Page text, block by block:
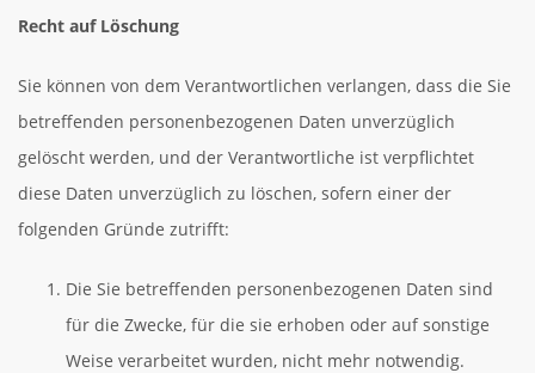
Recht auf Löschung
Sie können von dem Verantwortlichen verlangen, dass die Sie
betreffenden personenbezogenen Daten unverzüglich
gelöscht werden, und der Verantwortliche ist verpflichtet
diese Daten unverzüglich zu löschen, sofern einer der
folgenden Gründe zutrifft:
Die Sie betreffenden personenbezogenen Daten sind
für die Zwecke, für die sie erhoben oder auf sonstige
Weise verarbeitet wurden, nicht mehr notwendig.